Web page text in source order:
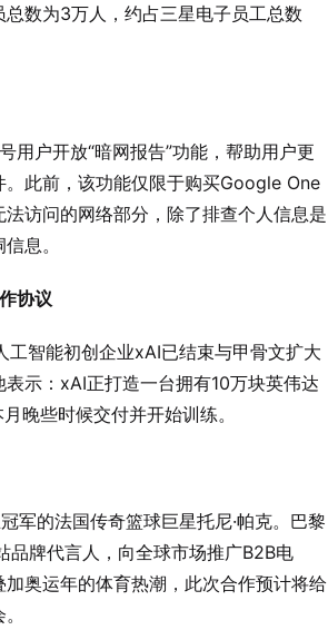
数为3万人，约占三星电子员工总数
用户开放“暗网报告”功能，帮助用户更
此前，该功能仅限于购买Google One
访问的网络部分，除了排查个人信息是
息。
协议
智能初创企业xAI已结束与甲骨文扩大
示：xAI正打造一台拥有10万块英伟达
晚些时候交付并开始训练。
军的法国传奇篮球巨星托尼·帕克。巴黎
品牌代言人，向全球市场推广B2B电
奥运年的体育热潮，此次合作预计将给